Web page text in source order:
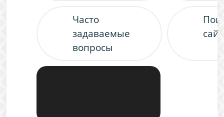
Часто
задаваемые
вопросы